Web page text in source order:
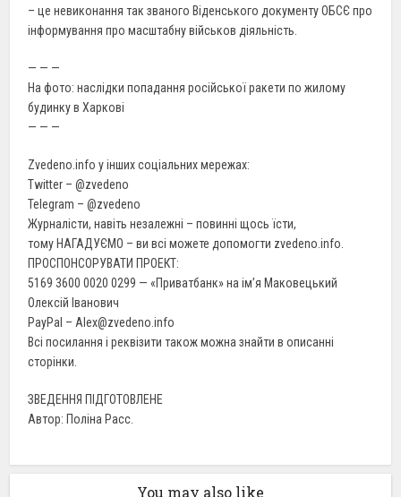
– це невиконання так званого Віденського документу ОБСЄ про
інформування про масштабну військов діяльність.
— — —
На фото: наслідки попадання російської ракети по жилому
будинку в Харкові
— — —
Zvedeno.info у інших соціальних мережах:
Twitter – @zvedeno
Telegram – @zvedeno
Журналісти, навіть незалежні – повинні щось їсти,
тому НАГАДУЄМО – ви всі можете допомогти zvedeno.info.
ПРОСПОНСОРУВАТИ ПРОЕКТ:
5169 3600 0020 0299 — «Приватбанк» на ім’я Маковецький
Олексій Іванович
PayPal – Alex@zvedeno.info
Всі посилання і реквізити також можна знайти в описанні
сторінки.
ЗВЕДЕННЯ ПІДГОТОВЛЕНЕ
Автор: Поліна Расс.
You may also like